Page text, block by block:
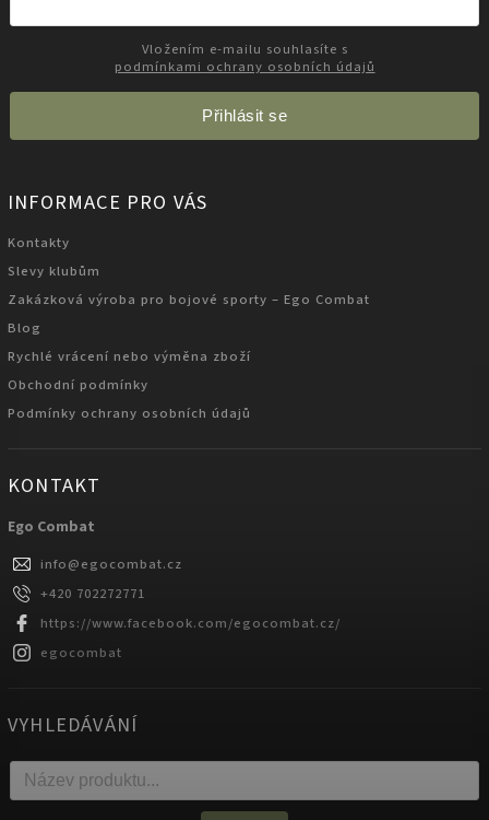
podmínkami ochrany osobních údajů
Přihlásit se
INFORMACE PRO VÁS
Kontakty
Slevy klubům
Zakázková výroba pro bojové sporty – Ego Combat
Blog
Rychlé vrácení nebo výměna zboží
Obchodní podmínky
Podmínky ochrany osobních údajů
KONTAKT
Ego Combat
info@egocombat.cz
+420 702272771
https://www.facebook.com/egocombat.cz/
egocombat
VYHLEDÁVÁNÍ